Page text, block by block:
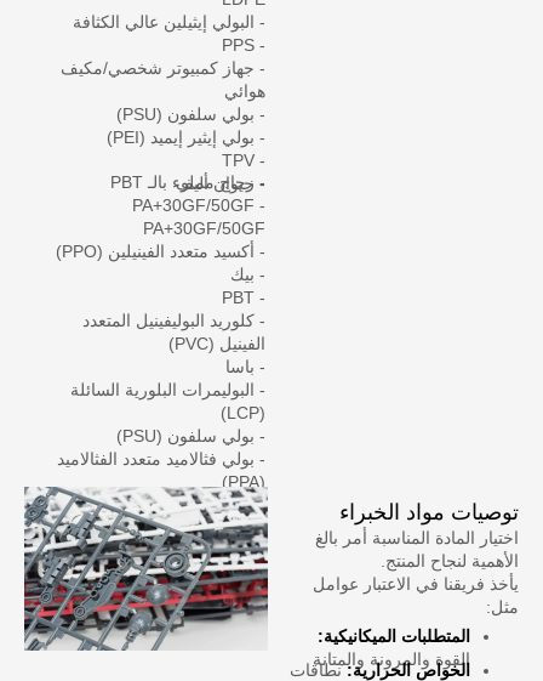
- البولي إيثيلين عالي الكثافة
- جهاز كمبيوتر شخصي/مكيف
هوائي
- بولي سلفون (PSU)
- بولي إيثير إيميد (PEI)
- حيوان أليف
- زجاج مملوء بالـ PBT
- PA+30GF/50GF
PA+30GF/50GF
- أكسيد متعدد الفينيلين (PPO)
- بيك
- كلوريد البوليفينيل المتعدد
الفينيل (PVC)
- باسا
- البوليمرات البلورية السائلة
- بولي سلفون (PSU)
- بولي فثالاميد متعدد الفثالاميد
توصيات مواد الخبراء
اختيار المادة المناسبة أمر بالغ
الأهمية لنجاح المنتج.
يأخذ فريقنا في الاعتبار عوامل
مثل:
المتطلبات الميكانيكية:
القوة والمرونة والمتانة
الخواص الحرارية:نطاقات